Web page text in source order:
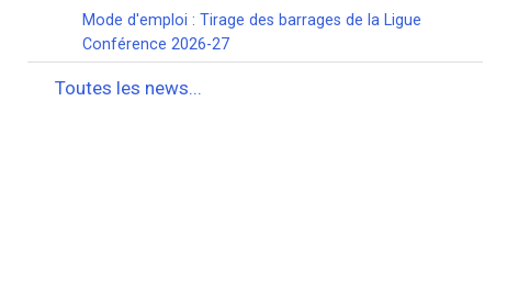
Mode d'emploi : Tirage des barrages de la Ligue
Conférence 2026-27
Toutes les news...